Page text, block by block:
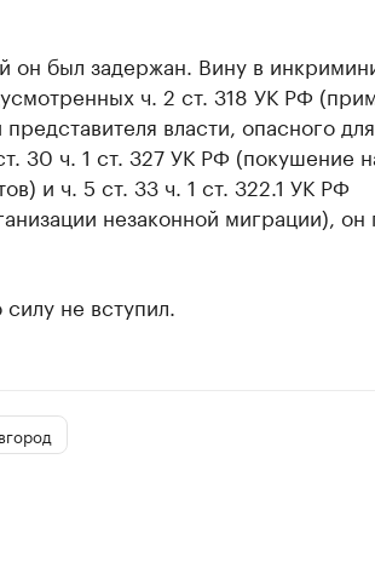
он был задержан. Вину в
ч. 2 ст. 318 УК РФ
власти, опасного
30 ч. 1 ст. 327 УК РФ (покушение
и ч. 5 ст. 33 ч. 1 ст. 322.1 УК РФ
незаконной миграции), он
не вступил.